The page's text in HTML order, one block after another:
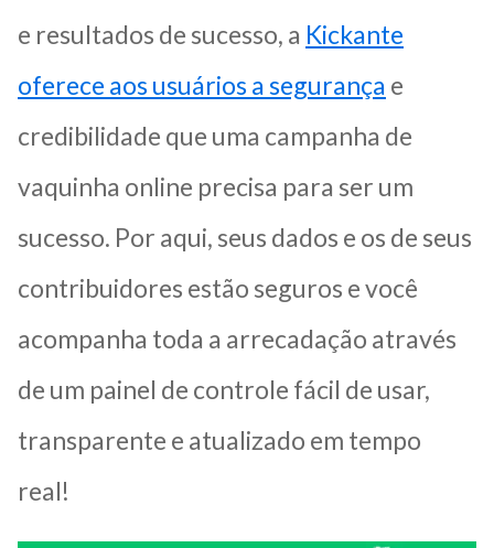
e resultados de sucesso, a Kickante
oferece aos usuários a segurança e
credibilidade que uma campanha de
vaquinha online precisa para ser um
sucesso. Por aqui, seus dados e os de seus
contribuidores estão seguros e você
acompanha toda a arrecadação através
de um painel de controle fácil de usar,
transparente e atualizado em tempo
real!